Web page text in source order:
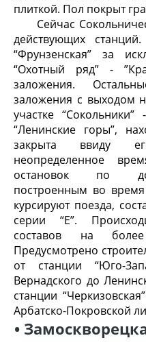
плиткой. Пол покрыт
Сейчас
действующих
“Фрунзенская” за
“Охотный ряд” -
заложения.
заложения с выходом
участке “Сокольники”
“Ленинские горы”,
закрыта ввиду
неопределенное
остановок по
построенным во
курсируют поезда,
серии “Е”.
составов на
Предусмотрено
от станции “Юго-
Вернадского до
станции
Арбатско-Покровской
•